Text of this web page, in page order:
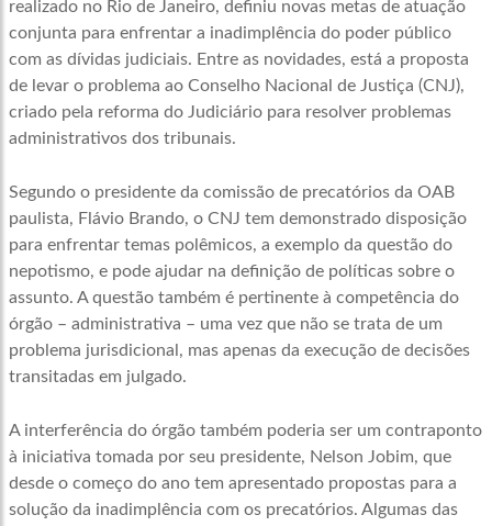
realizado no Rio de Janeiro, definiu novas metas de atuação
conjunta para enfrentar a inadimplência do poder público
com as dívidas judiciais. Entre as novidades, está a proposta
de levar o problema ao Conselho Nacional de Justiça (CNJ),
criado pela reforma do Judiciário para resolver problemas
administrativos dos tribunais.
Segundo o presidente da comissão de precatórios da OAB
paulista, Flávio Brando, o CNJ tem demonstrado disposição
para enfrentar temas polêmicos, a exemplo da questão do
nepotismo, e pode ajudar na definição de políticas sobre o
assunto. A questão também é pertinente à competência do
órgão – administrativa – uma vez que não se trata de um
problema jurisdicional, mas apenas da execução de decisões
transitadas em julgado.
A interferência do órgão também poderia ser um contraponto
à iniciativa tomada por seu presidente, Nelson Jobim, que
desde o começo do ano tem apresentado propostas para a
solução da inadimplência com os precatórios. Algumas das